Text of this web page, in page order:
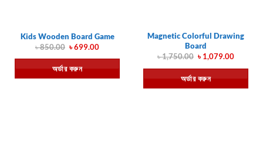
Kids Wooden Board Game
৳850.00 Original
was:
৳ 850.00.
৳699.00Current
is:
৳ 699.00.
অর্ডার করুন
Magnetic Colorful Drawing
Board
৳1,750.00 Original
price
was:
৳ 1,750.00.
৳1,079.00Current
is:
৳
অর্ডার করুন